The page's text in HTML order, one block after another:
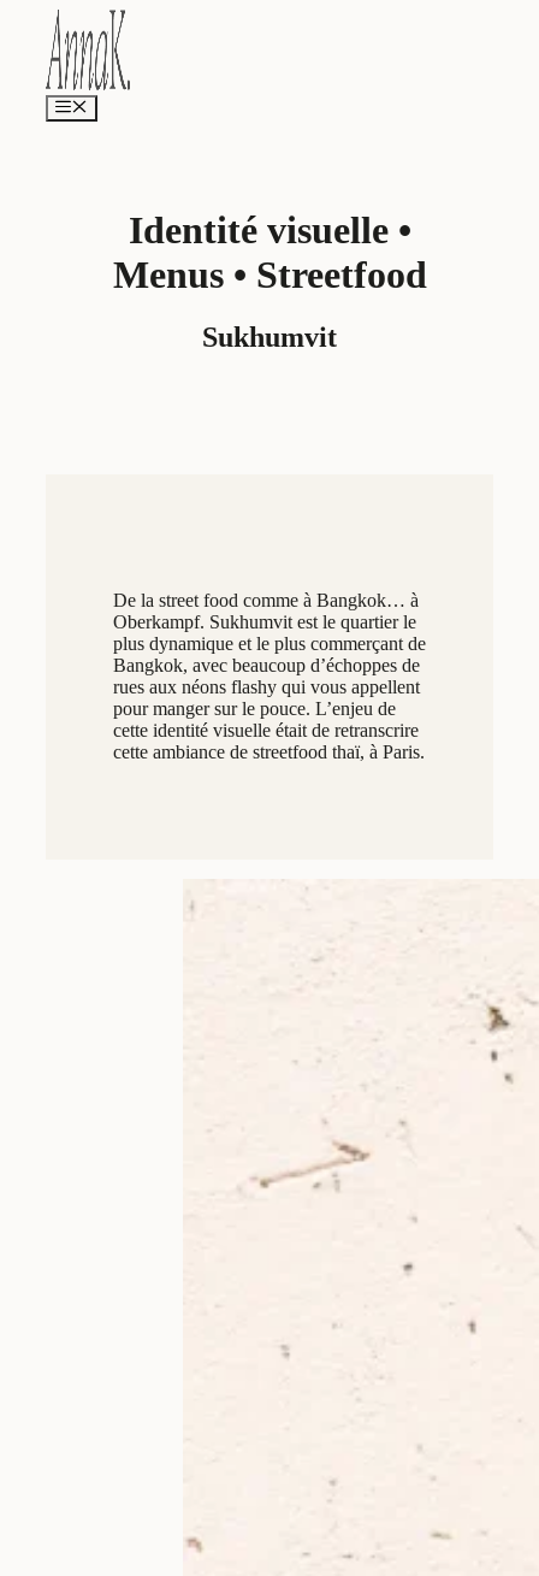
contenu
Menu
Identité visuelle •
Menus • Streetfood
Sukhumvit
De la street food comme à Bangkok… à
Oberkampf. Sukhumvit est le quartier le
plus dynamique et le plus commerçant de
Bangkok, avec beaucoup d’échoppes de
rues aux néons flashy qui vous appellent
pour manger sur le pouce. L’enjeu de
cette identité visuelle était de retranscrire
cette ambiance de streetfood thaï, à Paris.